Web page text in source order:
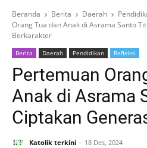
Beranda Berita Daerah
Orang Tua dan Anak di Asrama Santo
Berkarakter
Berita Daerah Pendidikan Refleksi
Pertemuan
Anak di Asrama
Ciptakan
Katolik terkini 18 Des, 2024